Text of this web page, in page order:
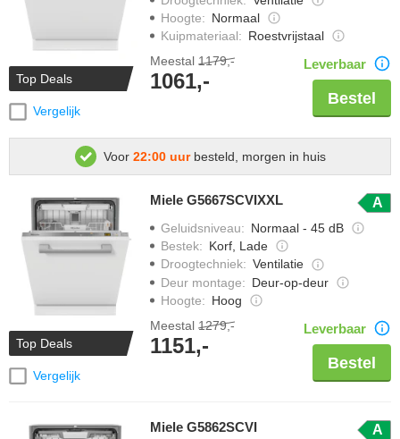
Top Deals
Vergelijk
Hoogte: Normaal
Kuipmateriaal: Roestvrijstaal
Meestal 1179,-
1061,-
Leverbaar
Bestel
Voor 22:00 uurbesteld, morgen in huis
Top Deals
Vergelijk
Miele G5667SCVIXXL A
Geluidsniveau: Normaal - 45 dB
Bestek: Korf, Lade
Droogtechniek: Ventilatie
Deur montage: Deur-op-deur
Hoogte: Hoog
Meestal 1279,-
1151,-
Leverbaar
Bestel
Miele G5862SCVI A